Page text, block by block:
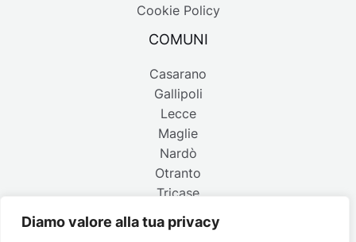
Diamo valore alla tua privacy
Cookie Policy
COMUNI
Casarano
Gallipoli
Lecce
Maglie
Nardò
Otranto
Tricase